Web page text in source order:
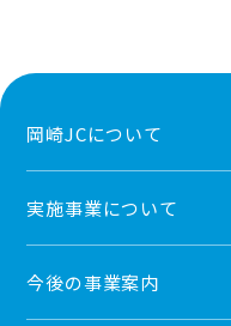
岡崎JCについて
実施事業について
今後の事業案内